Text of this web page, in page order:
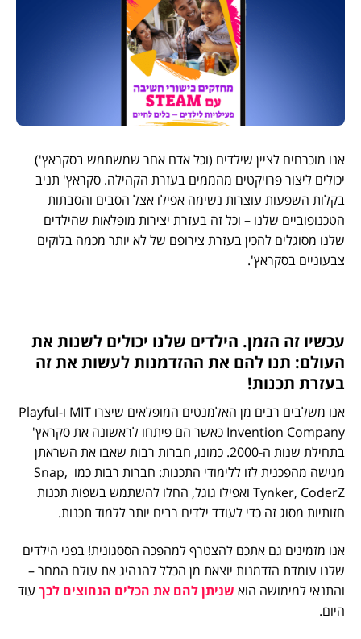
אנו מוכרחים לציין שילדים (וכל אדם אחר שמשתמש בסקראץ')
יכולים ליצור פרויקטים מהממים בעזרת הקהילה. סקראץ' תניב
בקלות השפעות עוצרות נשימה אפילו אצל הסבים והסבתות
הטכנופוביים שלנו – וכל זה בעזרת יצירות מופלאות שהילדים
שלנו מסוגלים להכין בעזרת צירופם של לא יותר מכמה בלוקים
צבעוניים בסקראץ'.
עכשיו זה הזמן. הילדים שלנו יכולים לשנות את
העולם: תנו להם את ההזדמנות לעשות את זה
בעזרת תכנות!
אנו משלבים רבים מן האלמנטים המופלאים שיצרו MIT ו-Playful
Invention Company כאשר הם פיתחו לראשונה את סקראץ'
בתחילת שנות ה-2000. כמונו, חברות רבות שאבו את השראתן
מגישה מהפכנית לזו ללימודי התכנות: חברות רבות כמו Snap,
Tynker, CoderZ ואפילו גוגל, החלו להשתמש בשפות תכנות
חזותיות מסוג זה כדי לעודד ילדים רבים יותר ללמוד תכנות.
אנו מזמינים גם אתכם להצטרף למהפכה הססגונית! בפני הילדים
שלנו עומדת הזדמנות יוצאת מן הכלל להנהיג את עולם המחר –
והתנאי למימושה הוא שניתן להם את הכלים הנחוצים לכך עוד
היום.